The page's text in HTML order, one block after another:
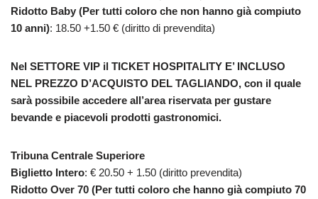
Ridotto Baby (Per tutti coloro che non hanno già compiuto
10 anni): 18.50 +1.50 € (diritto di prevendita)
Nel SETTORE VIP il TICKET HOSPITALITY E’ INCLUSO
NEL PREZZO D’ACQUISTO DEL TAGLIANDO, con il quale
sarà possibile accedere all’area riservata per gustare
bevande e piacevoli prodotti gastronomici.
Tribuna Centrale Superiore
Biglietto Intero: € 20.50 + 1.50 (diritto prevendita)
Ridotto Over 70 (Per tutti coloro che hanno già compiuto 70